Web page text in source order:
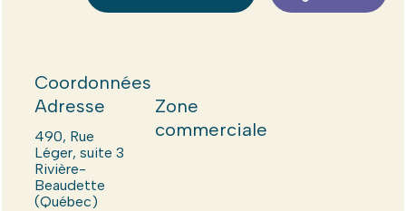
Coordonnées
Adresse
490, Rue
Léger, suite 3
Rivière-
Beaudette
(Québec)
Zone
commerciale